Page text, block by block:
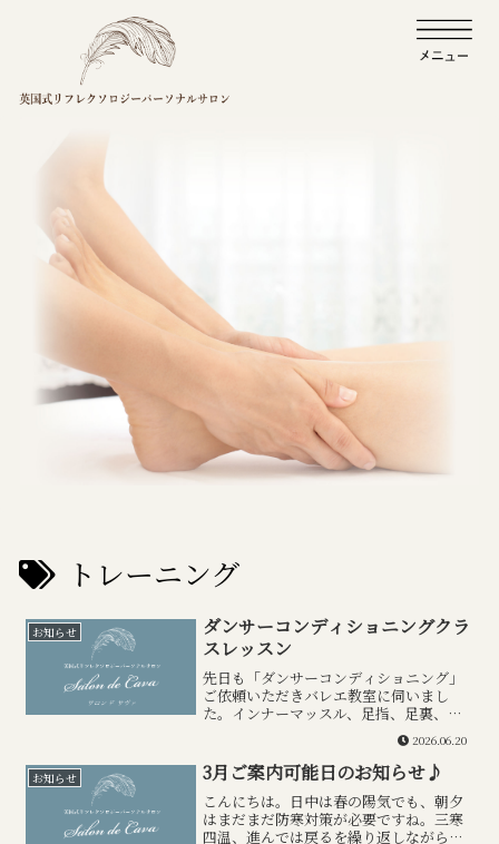
トレーニング
お知らせ
ダンサーコンディショニングクラ
スレッスン
先日も「ダンサーコンディショニング」
ご依頼いただきバレエ教室に伺いまし
た。インナーマッスル、足指、足裏、MP
関節をメインに、動きの中での身体のつ
ながり（連携）に意識を向けるトレーニ
ングを行いました。基礎・土台は大変重
要で、そこが正しいポジシ...
2026.06.20
お知らせ 3月ご案内可能日のお知らせ♪
こんにちは。日中は春の陽気でも、朝夕
はまだまだ防寒対策が必要ですね。三寒
四温、進んでは戻るを繰り返しながら、